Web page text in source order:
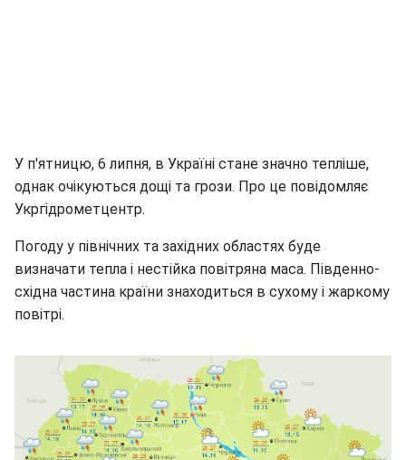
У п'ятницю, 6 липня, в Україні стане значно тепліше,
однак очікуються дощі та грози. Про це повідомляє
Укргідрометцентр.
Погоду у північних та західних областях буде
визначати тепла і нестійка повітряна маса. Південно-
східна частина країни знаходиться в сухому і жаркому
повітрі.